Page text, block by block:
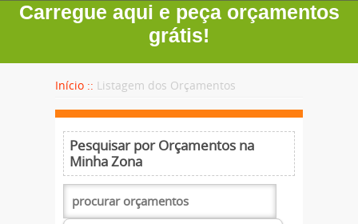
Carregue aqui e peça orçamentos
grátis!
Início :: Listagem dos Orçamentos
Pesquisar por Orçamentos na
Minha Zona